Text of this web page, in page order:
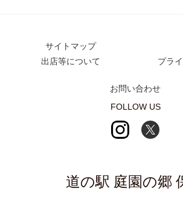
サイトマップ
出店等について
プラ
お問い合わせ
FOLLOW US
道の駅 庭園の郷